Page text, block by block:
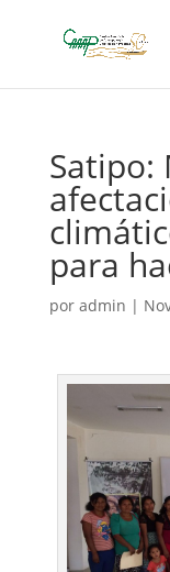
Satipo:
para
por admin |